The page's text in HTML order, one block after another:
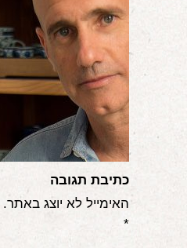
כתיבת תגובה
האימייל לא יוצג באתר.
*